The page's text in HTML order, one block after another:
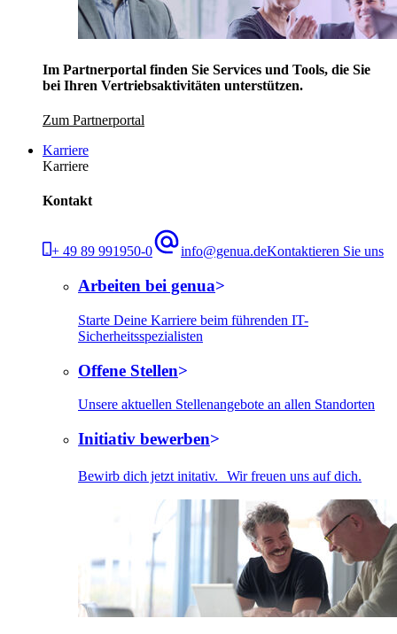
Im Partnerportal finden Sie Services und Tools, die Sie
bei Ihren Vertriebsaktivitäten unterstützen.
Zum Partnerportal
Karriere
Karriere
Kontakt
+ 49 89 991950-0 info@genua.deKontaktieren Sie uns
Arbeiten bei genua
Starte Deine Karriere beim führenden IT-
Sicherheitsspezialisten
Offene Stellen
Unsere aktuellen Stellenangebote an allen Standorten
Initiativ bewerben
Bewirb dich jetzt initativ. Wir freuen uns auf dich.